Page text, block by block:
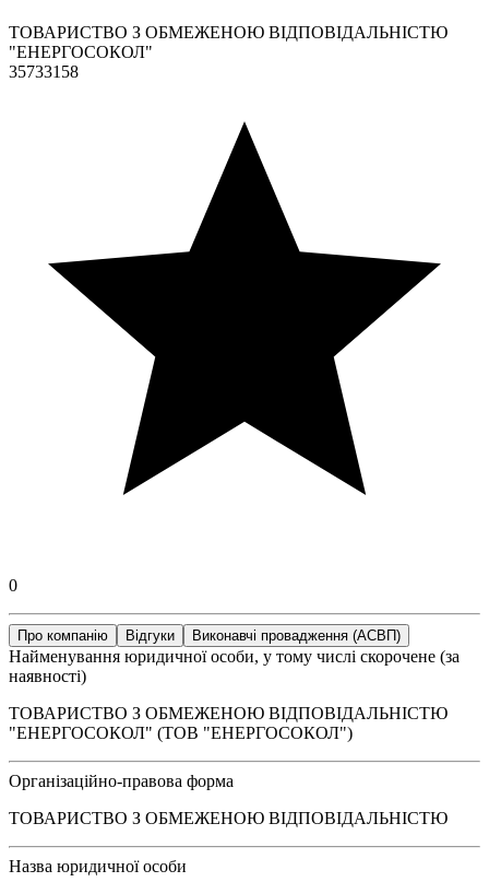
ТОВАРИСТВО З ОБМЕЖЕНОЮ ВІДПОВІДАЛЬНІСТЮ
"ЕНЕРГОСОКОЛ"
35733158
0
Про компанію Відгуки Виконавчі провадження (АСВП)
Найменування юридичної особи, у тому числі скорочене (за
наявності)
ТОВАРИСТВО З ОБМЕЖЕНОЮ ВІДПОВІДАЛЬНІСТЮ
"ЕНЕРГОСОКОЛ" (ТОВ "ЕНЕРГОСОКОЛ")
Організаційно-правова форма
ТОВАРИСТВО З ОБМЕЖЕНОЮ ВІДПОВІДАЛЬНІСТЮ
Назва юридичної особи